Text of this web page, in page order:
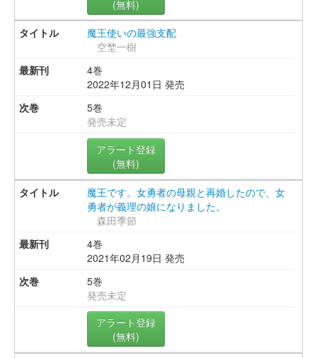
(無料)
魔王使いの最強支配
空埜一樹
4巻
2022年12月01日 発売
5巻
発売未定
アラート登録
(無料)
魔王です。女勇者の母親と再婚したので、女
勇者が義理の娘になりました。
森田季節
4巻
2021年02月19日 発売
5巻
発売未定
アラート登録
(無料)